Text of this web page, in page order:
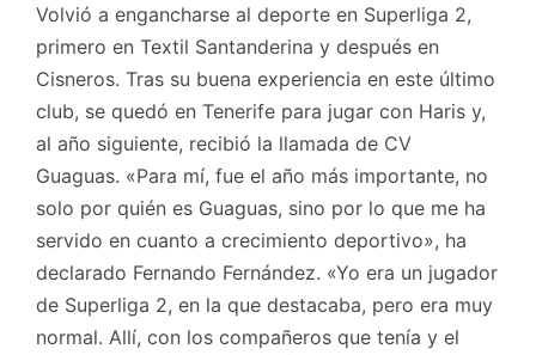
Volvió a engancharse al deporte en Superliga 2,
primero en Textil Santanderina y después en
Cisneros. Tras su buena experiencia en este último
club, se quedó en Tenerife para jugar con Haris y,
al año siguiente, recibió la llamada de CV
Guaguas. «Para mí, fue el año más importante, no
solo por quién es Guaguas, sino por lo que me ha
servido en cuanto a crecimiento deportivo», ha
declarado Fernando Fernández. «Yo era un jugador
de Superliga 2, en la que destacaba, pero era muy
normal. Allí, con los compañeros que tenía y el